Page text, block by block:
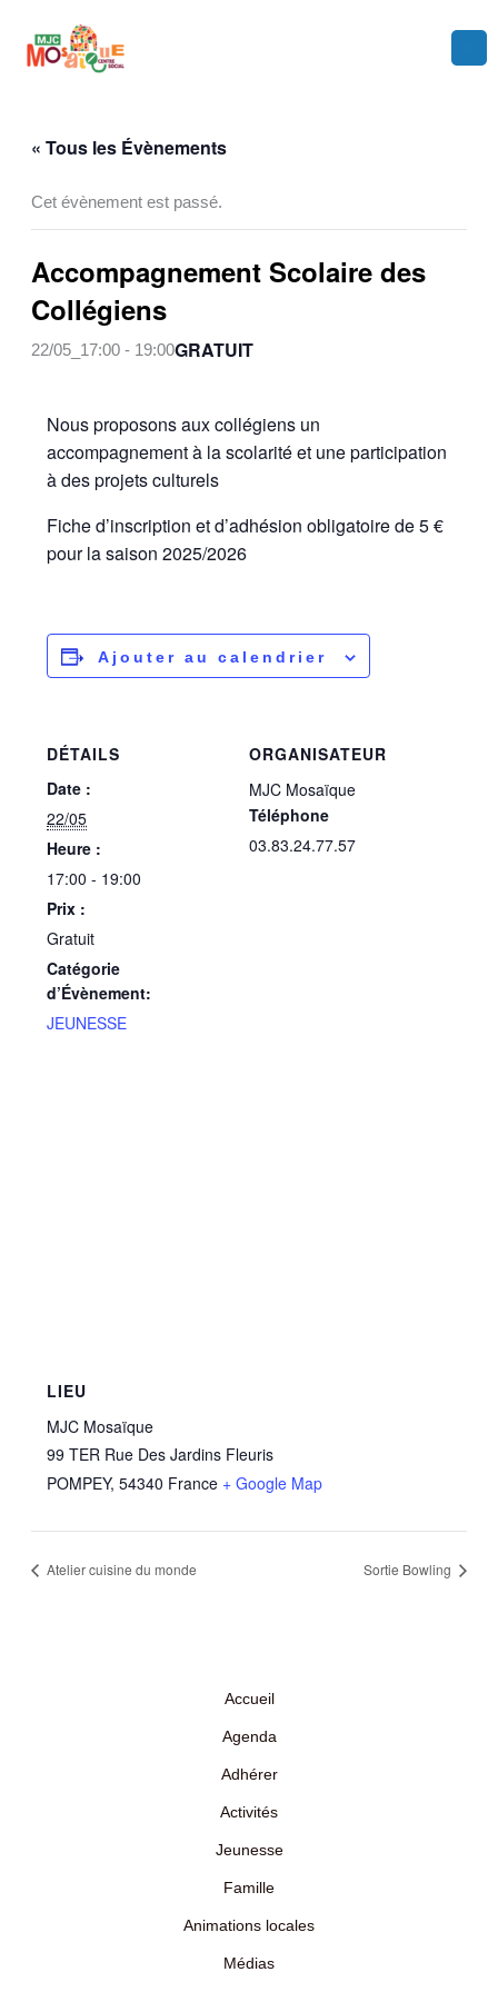
contenu
« Tous les Évènements
Cet évènement est passé.
Accompagnement Scolaire des
Collégiens
22/05_17:00- 19:00GRATUIT
Nous proposons aux collégiens un
accompagnement à la scolarité et une participation
à des projets culturels
Fiche d’inscription et d’adhésion obligatoire de 5 €
pour la saison 2025/2026
Ajouter au calendrier
DÉTAILS
Date :
22/05
Heure :
17:00 - 19:00
Prix :
Gratuit
Catégorie
d’Évènement:
JEUNESSE
ORGANISATEUR
MJC Mosaïque
Téléphone
03.83.24.77.57
LIEU
MJC Mosaïque
99 TER Rue Des Jardins Fleuris
POMPEY, 54340 France + Google Map
Atelier cuisine du monde Sortie Bowling
Accueil
Agenda
Adhérer
Activités
Jeunesse
Famille
Animations locales
Médias